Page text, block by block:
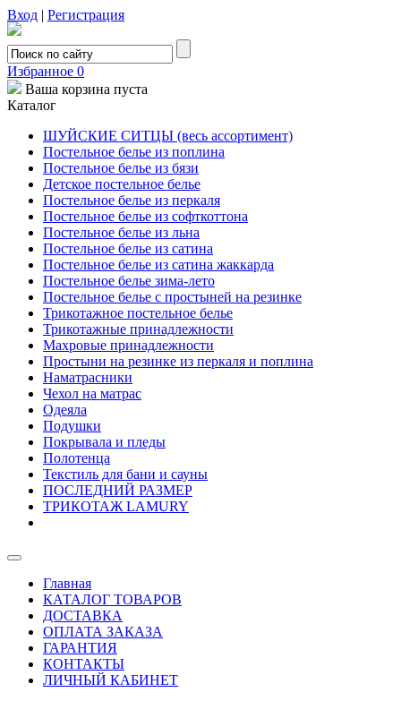
Вход | Регистрация
Избранное 0
Ваша корзина пуста
Каталог
ШУЙСКИЕ СИТЦЫ (весь ассортимент)
Постельное белье из поплина
Постельное белье из бязи
Детское постельное белье
Постельное белье из перкаля
Постельное белье из софткоттона
Постельное белье из льна
Постельное белье из сатина
Постельное белье из сатина жаккарда
Постельное белье зима-лето
Постельное белье с простыней на резинке
Трикотажное постельное белье
Трикотажные принадлежности
Махровые принадлежности
Простыни на резинке из перкаля и поплина
Наматрасники
Чехол на матрас
Одеяла
Подушки
Покрывала и пледы
Полотенца
Текстиль для бани и сауны
ПОСЛЕДНИЙ РАЗМЕР
ТРИКОТАЖ LAMURY
Главная
КАТАЛОГ ТОВАРОВ
ДОСТАВКА
ОПЛАТА ЗАКАЗА
ГАРАНТИЯ
КОНТАКТЫ
ЛИЧНЫЙ КАБИНЕТ